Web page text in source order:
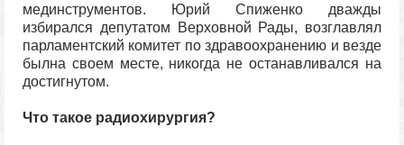
мединструментов. Юрий Спиженко дважды
избирался депутатом Верховной Рады, возглавлял
парламентский комитет по здравоохранению и везде
былна своем месте, никогда не останавливался на
достигнутом.
Что такое радиохирургия?